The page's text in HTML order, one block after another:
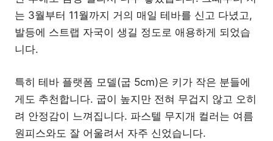
는 3월부터 11월까지 거의 매일 테바를 신고 다녔고,
발등에 스트랩 자국이 생길 정도로 애용하게 되었습
니다.
특히 테바 플랫폼 모델(굽 5cm)은 키가 작은 분들에
게도 추천합니다. 굽이 높지만 전혀 무겁지 않고 오히
려 안정감이 느껴집니다. 파스텔 무지개 컬러는 여름
원피스와도 잘 어울려서 자주 신었습니다.